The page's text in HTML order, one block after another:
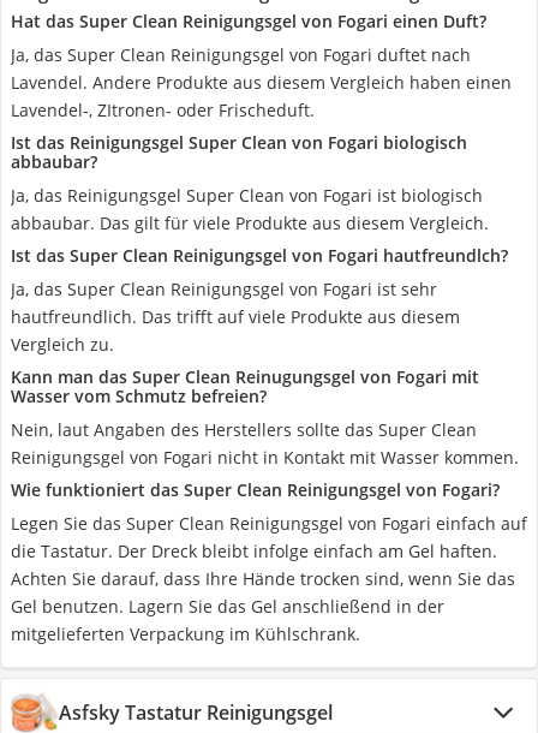
Hat das Super Clean Reinigungsgel von Fogari einen Duft?
Ja, das Super Clean Reinigungsgel von Fogari duftet nach
Lavendel. Andere Produkte aus diesem Vergleich haben einen
Lavendel-, ZItronen- oder Frischeduft.
Ist das Reinigungsgel Super Clean von Fogari biologisch
abbaubar?
Ja, das Reinigungsgel Super Clean von Fogari ist biologisch
abbaubar. Das gilt für viele Produkte aus diesem Vergleich.
Ist das Super Clean Reinigungsgel von Fogari hautfreundlch?
Ja, das Super Clean Reinigungsgel von Fogari ist sehr
hautfreundlich. Das trifft auf viele Produkte aus diesem
Vergleich zu.
Kann man das Super Clean Reinugungsgel von Fogari mit
Wasser vom Schmutz befreien?
Nein, laut Angaben des Herstellers sollte das Super Clean
Reinigungsgel von Fogari nicht in Kontakt mit Wasser kommen.
Wie funktioniert das Super Clean Reinigungsgel von Fogari?
Legen Sie das Super Clean Reinigungsgel von Fogari einfach auf
die Tastatur. Der Dreck bleibt infolge einfach am Gel haften.
Achten Sie darauf, dass Ihre Hände trocken sind, wenn Sie das
Gel benutzen. Lagern Sie das Gel anschließend in der
mitgelieferten Verpackung im Kühlschrank.
Asfsky Tastatur Reinigungsgel